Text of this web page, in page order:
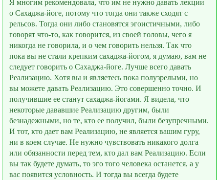
Я многим рекомендовала, что им не нужно давать лекции
о Сахаджа-йоге, потому что тогда они также сходят с
рельсов. Тогда они либо становятся эгоистичными, либо
говорят что-то, как говорится, из своей головы, чего я
никогда не говорила, и о чем говорить нельзя. Так что
пока вы не стали крепким сахаджа-йогом, я думаю, вам не
следует говорить о Сахаджа-йоге. Лучше всего давать
Реализацию. Хотя вы и являетесь пока полузрелыми, но
вы можете давать Реализацию. Это совершенно точно. И
получившие ее станут сахаджа-йогами. Я видела, что
некоторые дававшие Реализацию другим, были
безнадeжными, но те, кто еe получил, были безупречными.
И тот, кто даeт вам Реализацию, не является вашим гуру,
ни в коем случае. Не нужно чувствовать никакого долга
или обязанности перед тем, кто дал вам Реализацию. Если
вы так будете думать, то эго того человека останется, а у
вас появится условность. И тогда вы всегда будете